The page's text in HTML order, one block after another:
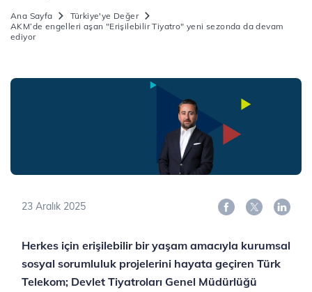
Ana Sayfa
Türkiye'ye Değer
AKM’de engelleri aşan ‎"Erişilebilir Tiyatro" yeni sezonda da devam
ediyor
23 Aralık 2025
Herkes için erişilebilir bir yaşam amacıyla kurumsal
sosyal sorumluluk projelerini hayata geçiren Türk
Telekom; Devlet Tiyatroları Genel Müdürlüğü